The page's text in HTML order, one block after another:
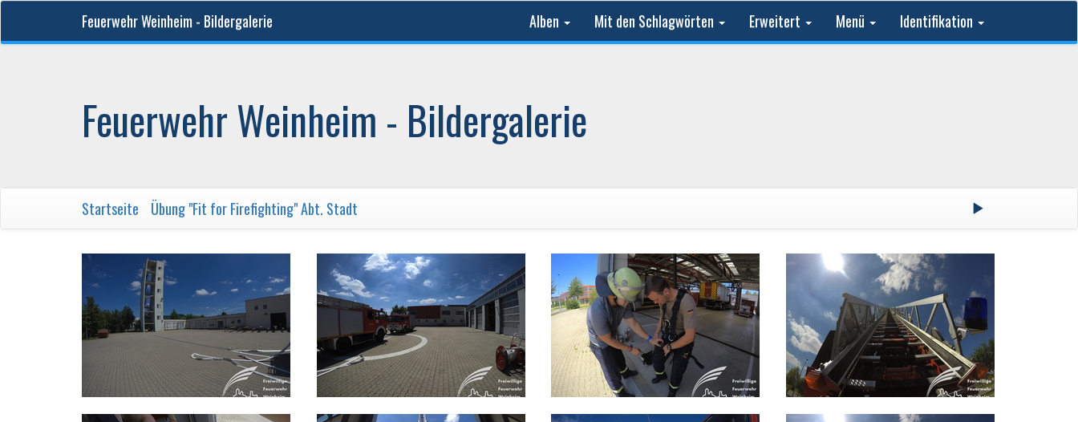
Feuerwehr Weinheim - Bildergalerie Alben Mit den Schlagwörten Erweitert Menü Identifikation
Feuerwehr Weinheim - Bildergalerie
Startseite Übung "Fit for Firefighting" Abt. Stadt